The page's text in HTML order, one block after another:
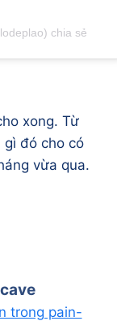
chia sẻ
xong. Từ
gì đó cho có
vừa qua.
trong pain-